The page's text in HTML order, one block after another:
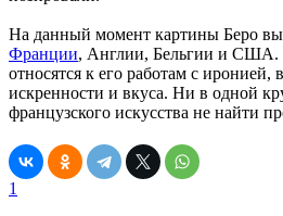
На данный момент картины Беро
Франции, Англии, Бельгии и США.
относятся к его работам с иронией,
искренности и вкуса. Ни в одной
французского искусства не найти
1